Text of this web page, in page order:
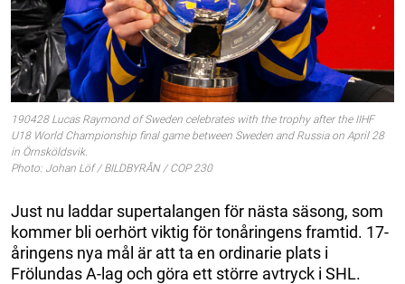
190428 Lucas Raymond of Sweden celebrates with the trophy after the IIHF
U18 World Championship final game between Sweden and Russia on April 28
in Örnsköldsvik.
Photo: Johan Löf / BILDBYRÅN / COP 230
Just nu laddar supertalangen för nästa säsong, som
kommer bli oerhört viktig för tonåringens framtid. 17-
åringens nya mål är att ta en ordinarie plats i
Frölundas A-lag och göra ett större avtryck i SHL.